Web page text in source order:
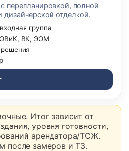
перепланировкой, полной
отделкой.
группа
ОВиК, ВК, ЭОМ
Итог зависит от
уровня готовности,
арендатора/ТСЖ.
после замеров и ТЗ.